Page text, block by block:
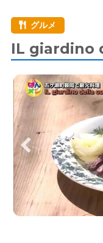
グルメ
IL giardino